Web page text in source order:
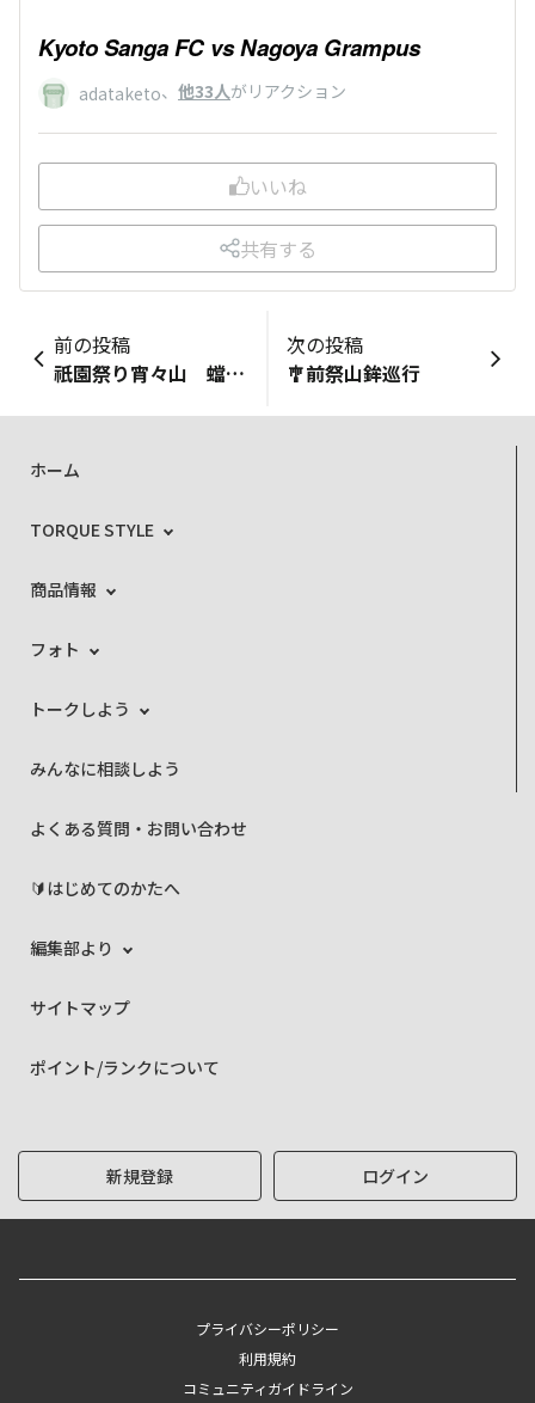
Kyoto Sanga FC vs Nagoya Grampus
adataketo、 他33人がリアクション
いいね
共有する
前の投稿
祇園祭り宵々山 蟷螂山
次の投稿
🎐前祭山鉾巡行
ホーム
TORQUE STYLE
商品情報
フォト
トークしよう
みんなに相談しよう
よくある質問・お問い合わせ
🔰はじめてのかたへ
編集部より
サイトマップ
ポイント/ランクについて
新規登録 ログイン
プライバシーポリシー
利用規約
コミュニティガイドライン